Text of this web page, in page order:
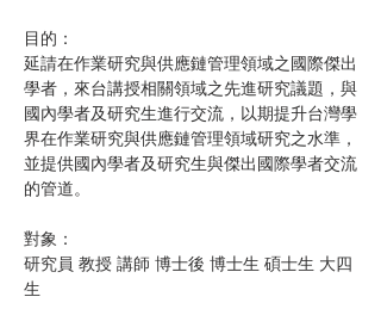
目的：
延請在作業研究與供應鏈管理領域之國際傑出
學者，來台講授相關領域之先進研究議題，與
國內學者及研究生進行交流，以期提升台灣學
界在作業研究與供應鏈管理領域研究之水準，
並提供國內學者及研究生與傑出國際學者交流
的管道。
對象：
研究員 教授 講師 博士後 博士生 碩士生 大四
生